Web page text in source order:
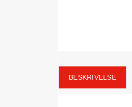
BESKRIVELSE